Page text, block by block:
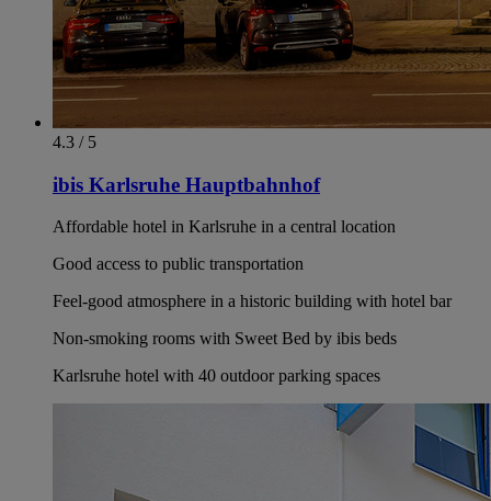
4.3 / 5
ibis Karlsruhe Hauptbahnhof
Affordable hotel in Karlsruhe in a central location
Good access to public transportation
Feel-good atmosphere in a historic building with hotel bar
Non-smoking rooms with Sweet Bed by ibis beds
Karlsruhe hotel with 40 outdoor parking spaces